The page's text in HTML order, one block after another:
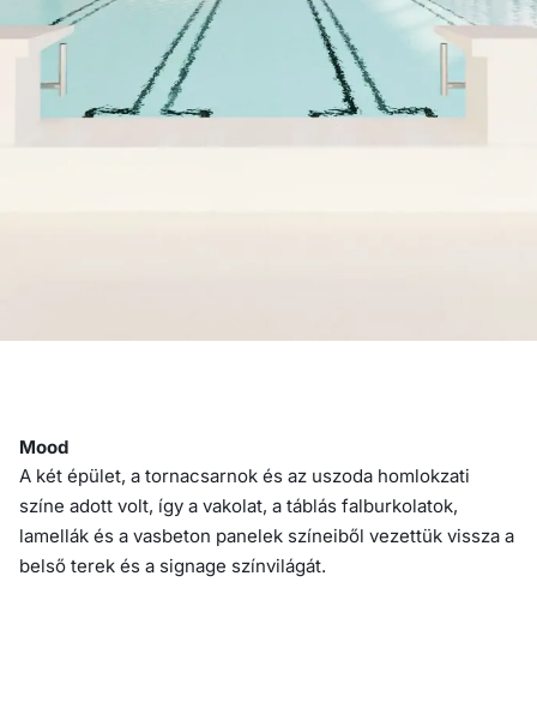
Mood
A két épület, a tornacsarnok és az uszoda homlokzati
színe adott volt, így a vakolat, a táblás falburkolatok,
lamellák és a vasbeton panelek színeiből vezettük vissza a
belső terek és a signage színvilágát.